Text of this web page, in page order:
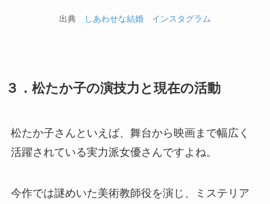
出典 しあわせな結婚 インスタグラム
３．松たか子の演技力と現在の活動
松たか子さんといえば、舞台から映画まで幅広く
活躍されている実力派女優さんですよね。
今作では謎めいた美術教師役を演じ、ミステリア